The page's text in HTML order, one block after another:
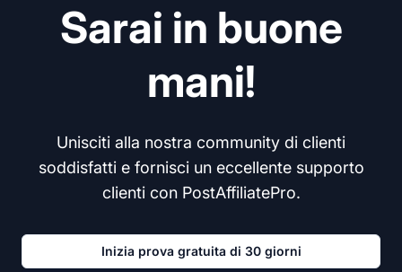
Sarai in buone
mani!
Unisciti alla nostra community di clienti
soddisfatti e fornisci un eccellente supporto
clienti con PostAffiliatePro.
Inizia prova gratuita di 30 giorni